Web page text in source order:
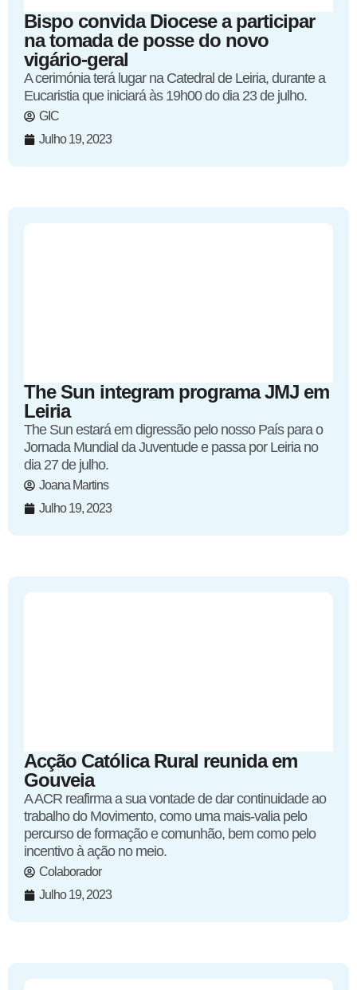
Bispo convida Diocese a participar
na tomada de posse do novo
vigário-geral
A cerimónia terá lugar na Catedral de Leiria, durante a
Eucaristia que iniciará às 19h00 do dia 23 de julho.
GIC
Julho 19, 2023
The Sun integram programa JMJ em
Leiria
The Sun estará em digressão pelo nosso País para o
Jornada Mundial da Juventude e passa por Leiria no
dia 27 de julho.
Joana Martins
Julho 19, 2023
Acção Católica Rural reunida em
Gouveia
A ACR reafirma a sua vontade de dar continuidade ao
trabalho do Movimento, como uma mais-valia pelo
percurso de formação e comunhão, bem como pelo
incentivo à ação no meio.
Colaborador
Julho 19, 2023